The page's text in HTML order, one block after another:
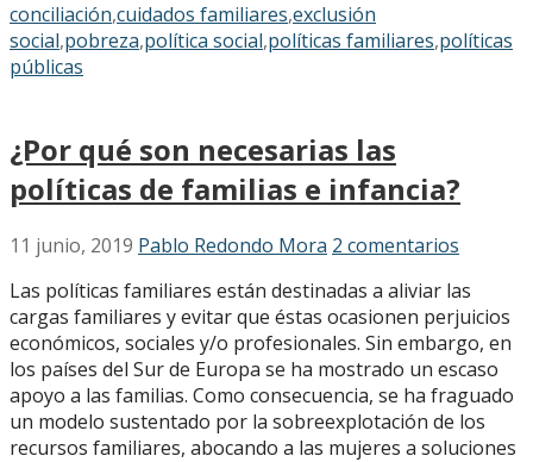
conciliación,cuidados familiares,exclusión
social,pobreza,política social,políticas familiares,políticas
públicas
¿Por qué son necesarias las
políticas de familias e infancia?
11 junio, 2019 Pablo Redondo Mora 2 comentarios
Las políticas familiares están destinadas a aliviar las
cargas familiares y evitar que éstas ocasionen perjuicios
económicos, sociales y/o profesionales. Sin embargo, en
los países del Sur de Europa se ha mostrado un escaso
apoyo a las familias. Como consecuencia, se ha fraguado
un modelo sustentado por la sobreexplotación de los
recursos familiares, abocando a las mujeres a soluciones